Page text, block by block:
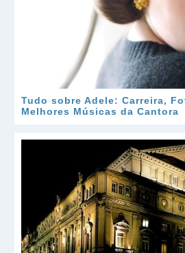
Tudo sobre Adele: Carreira,
Melhores Músicas da Cantora